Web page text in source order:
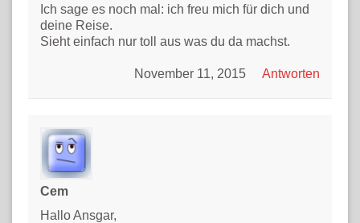
Ich sage es noch mal: ich freu mich für dich und
deine Reise.
Sieht einfach nur toll aus was du da machst.
Antworten
November 11, 2015
Cem
Hallo Ansgar,